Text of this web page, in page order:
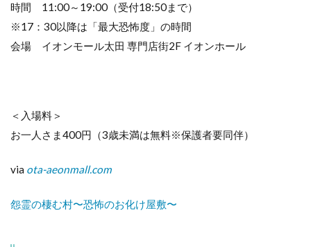
時間 11:00～19:00（受付18:50まで）
※17：30以降は「最大恐怖度」の時間
会場 イオンモール太田 専門店街2F イオンホール
＜入場料＞
お一人さま400円（3歳未満は無料※保護者要同伴）
via ota-aeonmall.com
怨霊の棲む村〜恐怖のお化け屋敷〜